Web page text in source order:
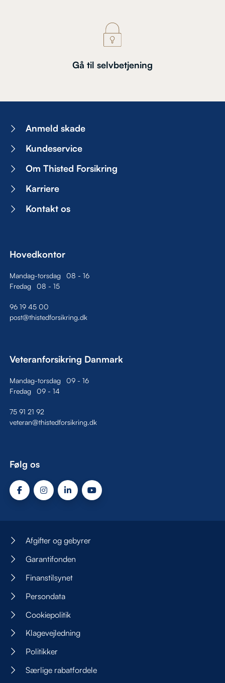
Gå til selvbetjening
Anmeld skade
Kundeservice
Om Thisted Forsikring
Karriere
Kontakt os
Hovedkontor
Mandag-torsdag 08 - 16
Fredag
08 - 15
96 19 45 00
post@thistedforsikring.dk
Veteranforsikring Danmark
Mandag-torsdag 09- 16
Fredag
09- 14
75 91 21 92
veteran@thistedforsikring.dk
Følg os
Afgifter og gebyrer
Garantifonden
Finanstilsynet
Persondata
Cookiepolitik
Klagevejledning
Politikker
Særlige rabatfordele